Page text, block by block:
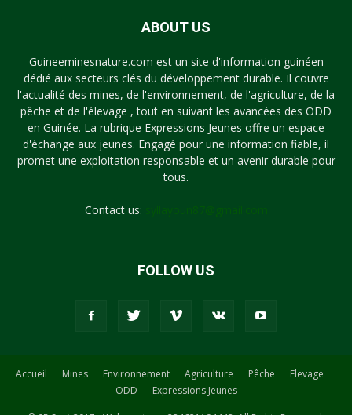
ABOUT US
Guineeminesnature.com est un site d'information guinéen
dédié aux secteurs clés du développement durable. Il couvre
l'actualité des mines, de l'environnement, de l'agriculture, de la
pêche et de l'élevage , tout en suivant les avancées des ODD
en Guinée. La rubrique Expressions Jeunes offre un espace
d'échange aux jeunes. Engagé pour une information fiable, il
promet une exploitation responsable et un avenir durable pour
tous.
Contact us:
FOLLOW US
Accueil Mines Environnement Agriculture Pêche
Elevage
ODD
Expressions Jeunes